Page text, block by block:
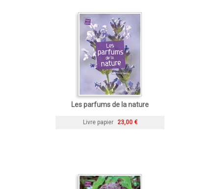
Les parfums de la nature
Livre papier 23,00 €